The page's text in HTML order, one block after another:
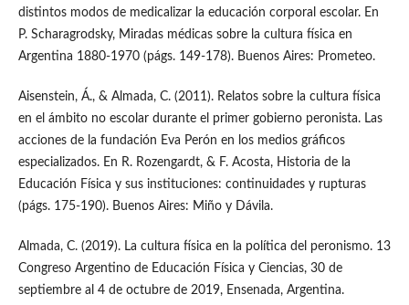
distintos modos de medicalizar la educación corporal escolar. En
P. Scharagrodsky, Miradas médicas sobre la cultura física en
Argentina 1880-1970 (págs. 149-178). Buenos Aires: Prometeo.
Aisenstein, Á., & Almada, C. (2011). Relatos sobre la cultura física
en el ámbito no escolar durante el primer gobierno peronista. Las
acciones de la fundación Eva Perón en los medios gráficos
especializados. En R. Rozengardt, & F. Acosta, Historia de la
Educación Física y sus instituciones: continuidades y rupturas
(págs. 175-190). Buenos Aires: Miño y Dávila.
Almada, C. (2019). La cultura física en la política del peronismo. 13
Congreso Argentino de Educación Física y Ciencias, 30 de
septiembre al 4 de octubre de 2019, Ensenada, Argentina.